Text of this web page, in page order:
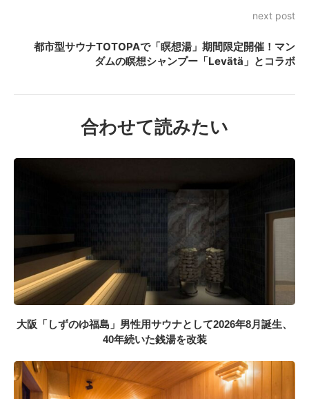
next post
都市型サウナTOTOPAで「瞑想湯」期間限定開催！マン
ダムの瞑想シャンプー「Levätä」とコラボ
合わせて読みたい
大阪「しずのゆ福島」男性用サウナとして2026年8月誕生、
40年続いた銭湯を改装